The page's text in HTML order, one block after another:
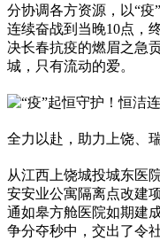
分协调各方资源，以“疫
连续奋战到当晚10点，
决长春抗疫的燃眉之急
城，只有流动的爱。
全力以赴，助力上饶、
从江西上饶城投城东医
安安业公寓隔离点改建
通如皋方舱医院如期建
争分夺秒中，交出了令